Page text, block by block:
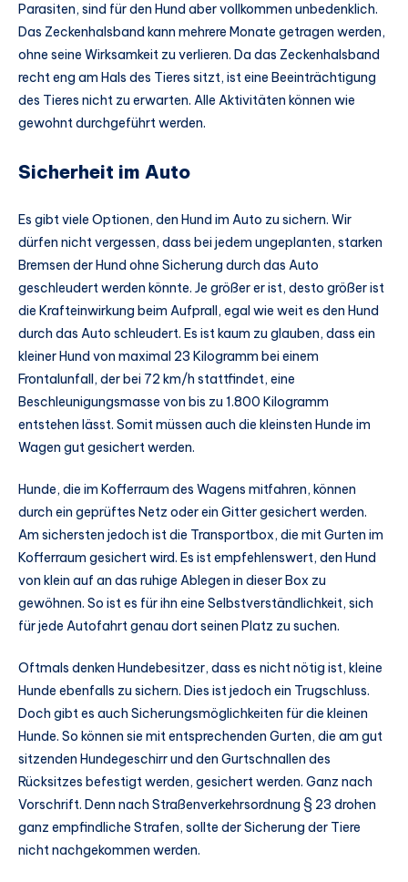
Parasiten, sind für den Hund aber vollkommen unbedenklich.
Das Zeckenhalsband kann mehrere Monate getragen werden,
ohne seine Wirksamkeit zu verlieren. Da das Zeckenhalsband
recht eng am Hals des Tieres sitzt, ist eine Beeinträchtigung
des Tieres nicht zu erwarten. Alle Aktivitäten können wie
gewohnt durchgeführt werden.
Sicherheit im Auto
Es gibt viele Optionen, den Hund im Auto zu sichern. Wir
dürfen nicht vergessen, dass bei jedem ungeplanten, starken
Bremsen der Hund ohne Sicherung durch das Auto
geschleudert werden könnte. Je größer er ist, desto größer ist
die Krafteinwirkung beim Aufprall, egal wie weit es den Hund
durch das Auto schleudert. Es ist kaum zu glauben, dass ein
kleiner Hund von maximal 23 Kilogramm bei einem
Frontalunfall, der bei 72 km/h stattfindet, eine
Beschleunigungsmasse von bis zu 1.800 Kilogramm
entstehen lässt. Somit müssen auch die kleinsten Hunde im
Wagen gut gesichert werden.
Hunde, die im Kofferraum des Wagens mitfahren, können
durch ein geprüftes Netz oder ein Gitter gesichert werden.
Am sichersten jedoch ist die Transportbox, die mit Gurten im
Kofferraum gesichert wird. Es ist empfehlenswert, den Hund
von klein auf an das ruhige Ablegen in dieser Box zu
gewöhnen. So ist es für ihn eine Selbstverständlichkeit, sich
für jede Autofahrt genau dort seinen Platz zu suchen.
Oftmals denken Hundebesitzer, dass es nicht nötig ist, kleine
Hunde ebenfalls zu sichern. Dies ist jedoch ein Trugschluss.
Doch gibt es auch Sicherungsmöglichkeiten für die kleinen
Hunde. So können sie mit entsprechenden Gurten, die am gut
sitzenden Hundegeschirr und den Gurtschnallen des
Rücksitzes befestigt werden, gesichert werden. Ganz nach
Vorschrift. Denn nach Straßenverkehrsordnung § 23 drohen
ganz empfindliche Strafen, sollte der Sicherung der Tiere
nicht nachgekommen werden.